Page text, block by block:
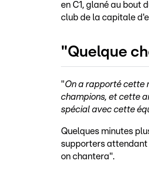
en C1, glané au bout
club de la capitale
"Quelque
"On a rapporté cette
champions, et cette
spécial avec cette
Quelques minutes
supporters attendant
on chantera".